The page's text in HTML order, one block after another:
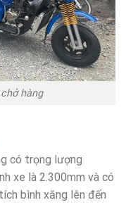
hàng
có trọng lượng
xe là 2.300mm và có
bình xăng lên đến